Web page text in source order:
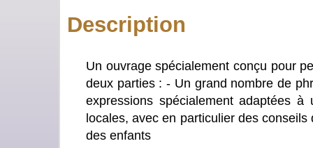
Description
Un ouvrage spécialement conçu pour
deux parties : - Un grand nombre de
expressions spécialement adaptées
locales, avec en particulier des
des enfants